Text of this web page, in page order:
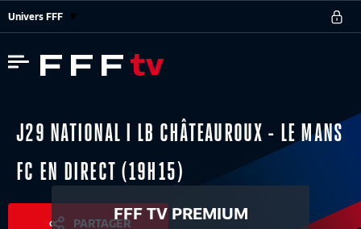
Univers FFF
J29 NATIONAL I LB CHÂTEAUROUX - LE MANS
FC EN DIRECT (19H15)
PARTAGERFFF TV PREMIUM